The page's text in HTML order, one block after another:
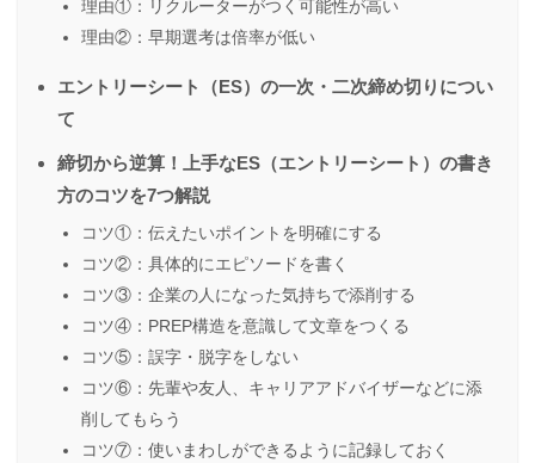
理由①：リクルーターがつく可能性が高い
理由②：早期選考は倍率が低い
エントリーシート（ES）の一次・二次締め切りについ
て
締切から逆算！上手なES（エントリーシート）の書き
方のコツを7つ解説
コツ①：伝えたいポイントを明確にする
コツ②：具体的にエピソードを書く
コツ③：企業の人になった気持ちで添削する
コツ④：PREP構造を意識して文章をつくる
コツ⑤：誤字・脱字をしない
コツ⑥：先輩や友人、キャリアアドバイザーなどに添
削してもらう
コツ⑦：使いまわしができるように記録しておく